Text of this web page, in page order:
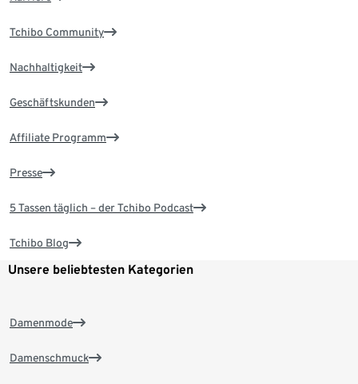
Tchibo Community
Nachhaltigkeit
Geschäftskunden
Affiliate Programm
Presse
5 Tassen täglich – der Tchibo Podcast
Tchibo Blog
Unsere beliebtesten Kategorien
Damenmode
Damenschmuck